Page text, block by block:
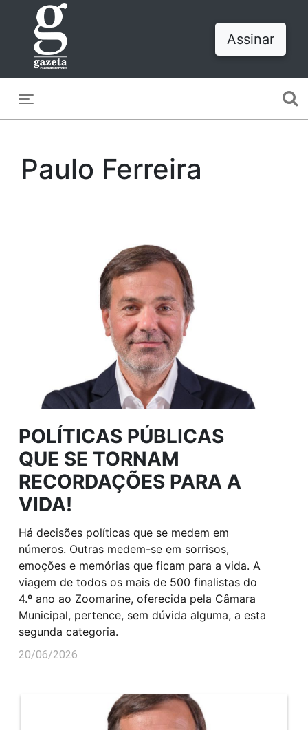
Assinar
Paulo Ferreira
POLÍTICAS PÚBLICAS
QUE SE TORNAM
RECORDAÇÕES PARA A
VIDA!
Há decisões políticas que se medem em
números. Outras medem-se em sorrisos,
emoções e memórias que ficam para a vida. A
viagem de todos os mais de 500 finalistas do
4.º ano ao Zoomarine, oferecida pela Câmara
Municipal, pertence, sem dúvida alguma, a esta
segunda categoria.
20/06/2026